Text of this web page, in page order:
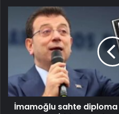
İmamoğlu sahte